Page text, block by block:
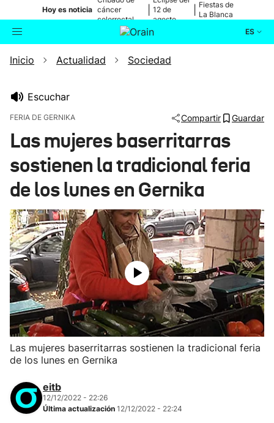
Hoy es noticia cáncer
colorrectal
12 de
agosto
Fiestas de
La Blanca
ES
Buscador Actualidad
Ikusmiran
Eguraldia
Inicio Actualidad Sociedad
Escuchar
FERIA DE GERNIKA Compartir Guardar
Las mujeres baserritarras
sostienen la tradicional feria
de los lunes en Gernika
Las mujeres baserritarras sostienen la tradicional feria
de los lunes en Gernika
eitb
12/12/2022 - 22:26
Última actualización 12/12/2022 - 22:24